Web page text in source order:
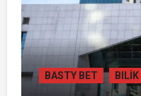
BASTY BET BILİK